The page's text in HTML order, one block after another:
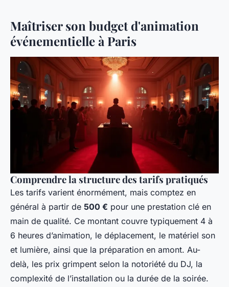
Maîtriser son budget d'animation
événementielle à Paris
Comprendre la structure des tarifs pratiqués
Les tarifs varient énormément, mais comptez en
général à partir de 500 € pour une prestation clé en
main de qualité. Ce montant couvre typiquement 4 à
6 heures d’animation, le déplacement, le matériel son
et lumière, ainsi que la préparation en amont. Au-
delà, les prix grimpent selon la notoriété du DJ, la
complexité de l’installation ou la durée de la soirée.